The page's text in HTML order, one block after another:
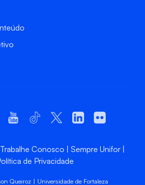
Trabalhe Conosco
Sempre Unifor
de Privacidade
Queiroz | Universidade de Fortaleza